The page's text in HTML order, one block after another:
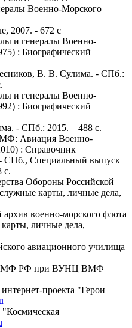
Военно-Морского
2007. - 672 с
и генералы Военно-
: Биографический
В. В. Сулима. - СПб.:
и генералы Военно-
: Биографический
- СПб.: 2015. – 488 с.
Авиация Военно-
: Справочник
СПб., Специальный выпуск
с.
Обороны Российской
карты, личные дела,
военно-морского флота
личные дела,
авиационного училища
ВМФ РФ при ВУНЦ ВМФ
проекта "Герои